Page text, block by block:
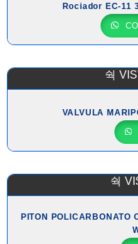
Rociador EC-11
VALVULA
PITON POLICARBONATO